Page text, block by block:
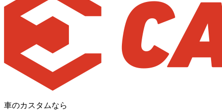
車のカスタムなら